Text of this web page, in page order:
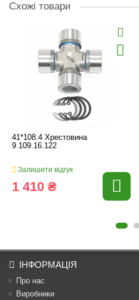
Схожі товари
41*108.4 Хрестовина
9.109.16.122
Залишити відгук
1 410 ₴
ІНФОРМАЦІЯ
Про нас
Виробники